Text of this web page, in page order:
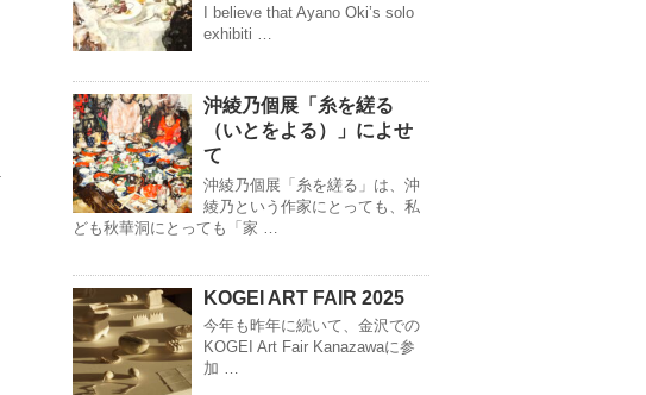
I believe that Ayano Oki’s solo
exhibiti …
沖綾乃個展「糸を縒る
（いとをよる）」によせ
て
沖綾乃個展「糸を縒る」は、沖
綾乃という作家にとっても、私
ども秋華洞にとっても「家 …
KOGEI ART FAIR 2025
今年も昨年に続いて、金沢での
KOGEI Art Fair Kanazawaに参
加 …